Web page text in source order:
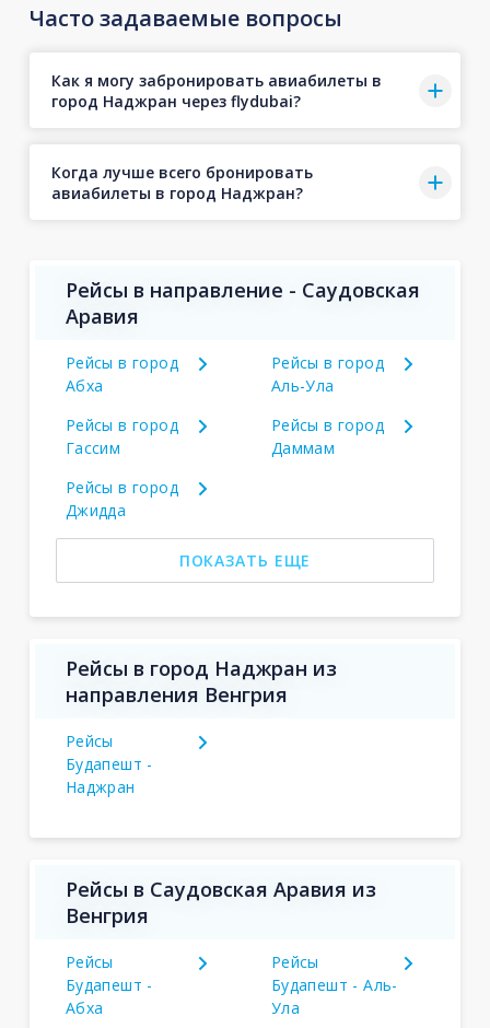
Часто задаваемые вопросы
Как я могу забронировать авиабилеты в
город Наджран через flydubai?
Когда лучше всего бронировать
авиабилеты в город Наджран?
Рейсы в направление - Саудовская
Аравия
Рейсы в город
Абха
Рейсы в город
Аль-Ула
Рейсы в город
Гассим
Рейсы в город
Даммам
Рейсы в город
Джидда
ПОКАЗАТЬ ЕЩЕ
Рейсы в город Наджран из
направления Венгрия
Рейсы
Будапешт -
Наджран
Рейсы в Саудовская Аравия из
Венгрия
Рейсы
Будапешт -
Абха
Рейсы
Будапешт - Аль-
Ула